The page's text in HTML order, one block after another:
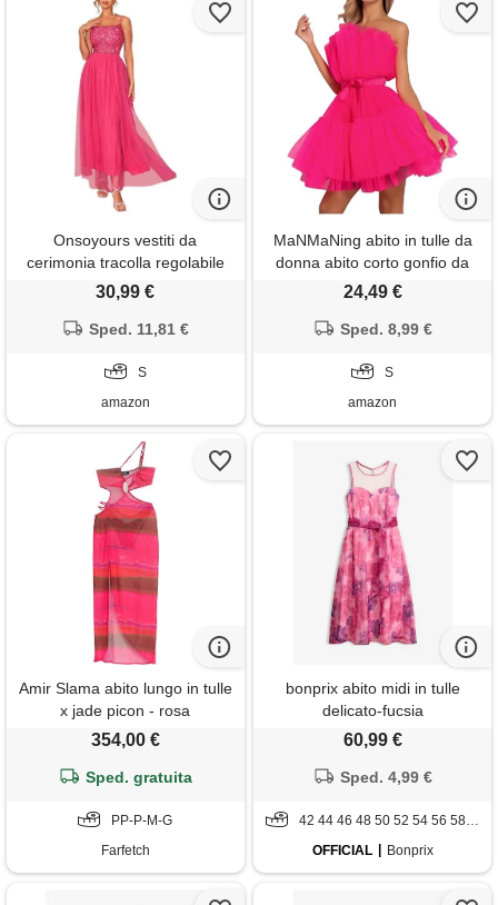
Onsoyours vestiti da
cerimonia tracolla regolabile
scollo a v con paillettes tulle
a rose rosso s
30,99 €
Sped. 11,81 €
S
amazon
MaNMaNing abito in tulle da
donna abito corto gonfio da
ballo senza spalline abiti da
cocktail party abito con poofy
s)
24,49 €
Sped. 8,99 €
S
amazon
Amir Slama abito lungo in tulle
x jade picon - rosa
354,00 €
Sped. gratuita
PP-P-M-G
Farfetch
bonprix abito midi in tulle
delicato-fucsia
60,99 €
Sped. 4,99 €
42 44 46 48 50 52 54 56 58 60
OFFICIAL
Bonprix